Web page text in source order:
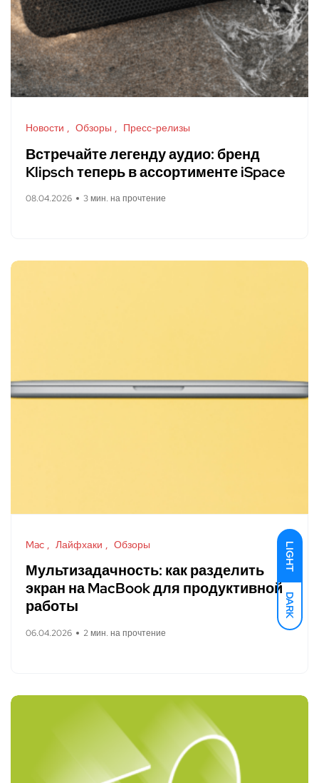
LIGHT
DARK
Новости Обзоры Пресс-релизы
Встречайте легенду аудио: бренд
Klipsch теперь в ассортименте iSpace
08.04.2026 3 мин. на прочтение
Mac Лайфхаки Обзоры
Мультизадачность: как разделить
экран на MacBook для продуктивной
работы
06.04.2026 2 мин. на прочтение